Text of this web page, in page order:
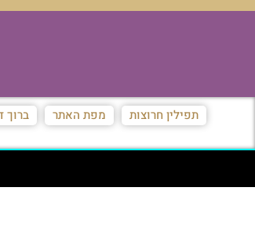
תפילין חרוצות מפת האתר ברוך